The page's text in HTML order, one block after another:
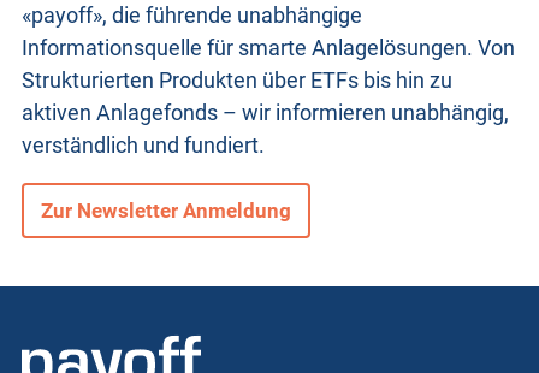
u
k
t
e
«payoff», die führende unabhängige
Informationsquelle für smarte Anlagelösungen. Von
Strukturierten Produkten über ETFs bis hin zu
aktiven Anlagefonds – wir informieren unabhängig,
verständlich und fundiert.
Zur Newsletter Anmeldung